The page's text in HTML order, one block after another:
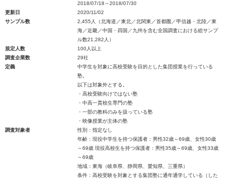
2018/07/18～2018/07/30
更新日
2020/11/02
サンプル数
2,455人（北海道／東北／北関東／首都圏／甲信越・北陸／東
海／近畿／中国・四国／九州を含む全国調査における総サンプ
ル数21,282人）
規定人数
100人以上
調査企業数
29社
定義
中学生を対象に高校受験を目的とした集団授業を行っている
塾。
以下は対象外とする。
・高校受験向けではない塾
・中高一貫校生専門の塾
・一部の教科のみを扱っている塾
・映像授業が主体の塾
調査対象者
性別：指定なし
年齢：現役中学生を持つ保護者：男性32歳～69歳、女性30歳
～69歳 現役高校生を持つ保護者：男性35歳～69歳、女性33歳
～69歳
地域：東海（岐阜県、静岡県、愛知県、三重県）
条件：高校受験を対象とする集団塾に通年通学している（した